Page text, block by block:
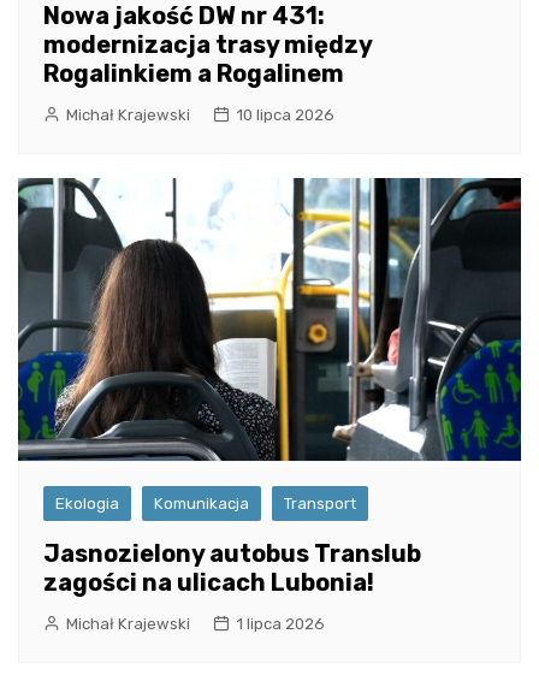
Nowa jakość DW nr 431:
modernizacja trasy między
Rogalinkiem a Rogalinem
Michał Krajewski 10 lipca 2026
Ekologia Komunikacja Transport
Jasnozielony autobus Translub
zagości na ulicach Lubonia!
Michał Krajewski 1 lipca 2026